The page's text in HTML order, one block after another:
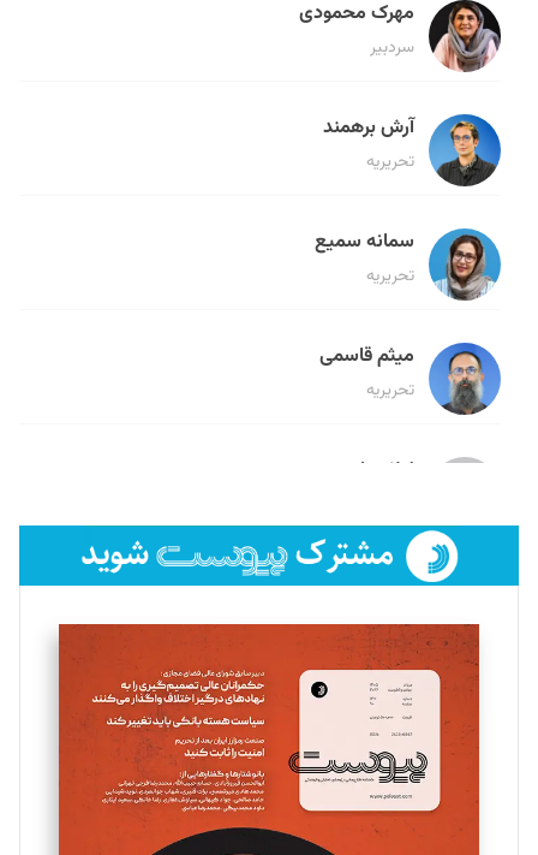
مهرک محمودی
سردبیر
آرش برهمند
تحریریه
سمانه سمیع
تحریریه
میثم قاسمی
تحریریه
لیلا حنارود
فائزه فتحی رستمی
تحریریه
سروش کرمیان
تحریریه
مینا پاکدل